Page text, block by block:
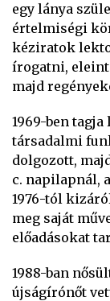
egy lánya
értelmiségi
kéziratok
írogatni,
majd
1969-ben
társadalmi
dolgozott,
c. napilapnál,
1976-tól
meg saját
előadásokat
1988-ban
újságírónőt